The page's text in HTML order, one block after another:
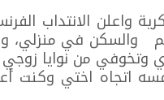
والسكن في منزلي،
من نوايا زوجي
اتجاه اختي وكنت